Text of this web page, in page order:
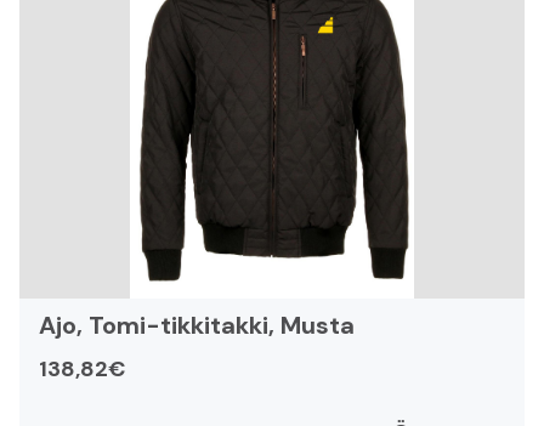
Ajo, Tomi-tikkitakki, Musta
138,82€